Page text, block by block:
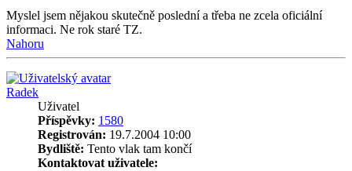
Myslel jsem nějakou skutečně poslední a třeba ne zcela oficiální
informaci. Ne rok staré TZ.
Nahoru
Radek
Uživatel
Příspěvky: 1580
Registrován: 19.7.2004 10:00
Bydliště: Tento vlak tam končí
Kontaktovat uživatele: